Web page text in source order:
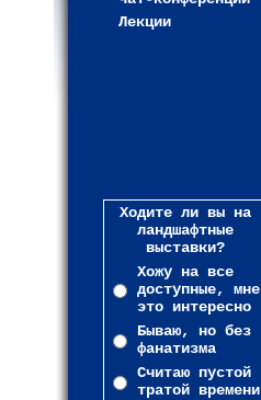
Лекции
Ходите ли вы на
ландшафтные
выставки?
Хожу на все
доступные, мне
это интересно
Бываю, но без
фанатизма
Считаю пустой
тратой времени